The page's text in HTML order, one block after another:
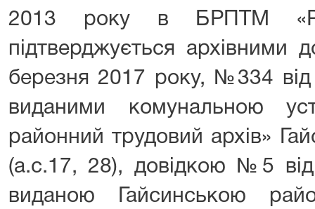
2013 року в БРПТМ
підтверджується
березня 2017 року, №334
виданими комунальною
районний трудовий архів»
(а.с.17, 28), довідкою №5
виданою Гайсинською